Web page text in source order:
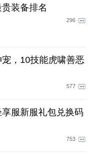
装备排名
296
，10技能虎啸善恶
577
服新服礼包兑换码
753